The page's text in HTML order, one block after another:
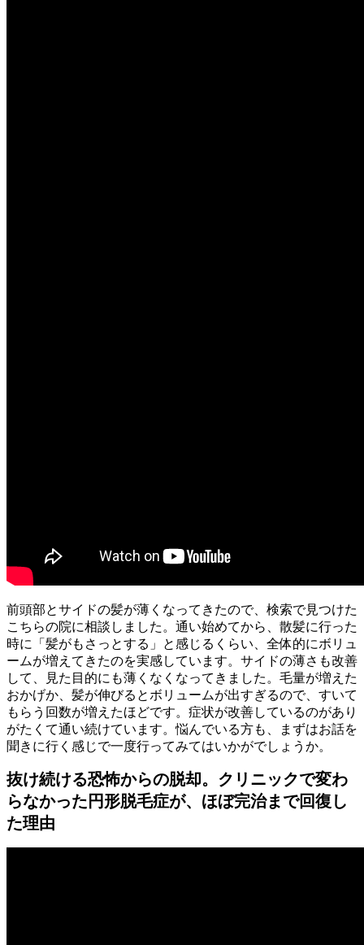
前頭部とサイドの髪が薄くなってきたので、検索で見つけた
こちらの院に相談しました。通い始めてから、散髪に行った
時に「髪がもさっとする」と感じるくらい、全体的にボリュ
ームが増えてきたのを実感しています。サイドの薄さも改善
して、見た目的にも薄くなくなってきました。毛量が増えた
おかげか、髪が伸びるとボリュームが出すぎるので、すいて
もらう回数が増えたほどです。症状が改善しているのがあり
がたくて通い続けています。悩んでいる方も、まずはお話を
聞きに行く感じで一度行ってみてはいかがでしょうか。
抜け続ける恐怖からの脱却。クリニックで変わ
らなかった円形脱毛症が、ほぼ完治まで回復し
た理由